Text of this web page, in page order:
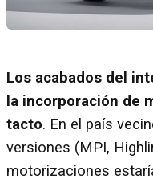
Los acabados del
la incorporación de
tacto. En el país
versiones (MPI,
motorizaciones